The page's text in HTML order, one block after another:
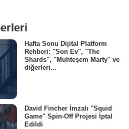
Hafta Sonu Dijital Platform
Rehberi: "Son Ev", "The
Shards", "Muhteşem Marty" ve
diğerleri...
David Fincher İmzalı "Squid
Game" Spin-Off Projesi İptal
Edildi